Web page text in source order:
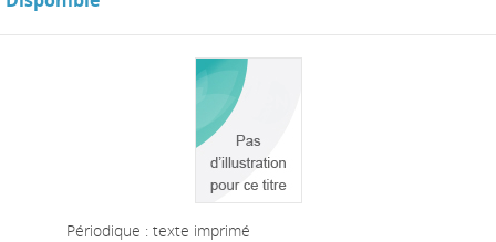
Périodique : texte imprimé